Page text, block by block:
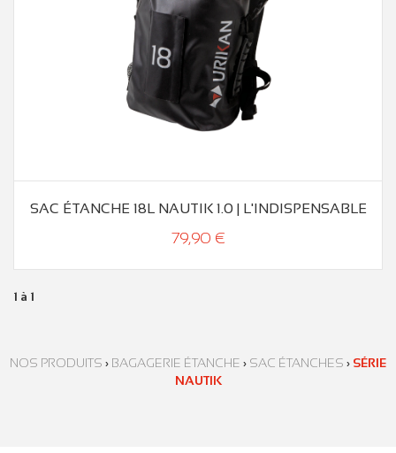
NOS PRODUITS › BAGAGERIE ÉTANCHE › SAC ÉTANCHES › SÉRIE
NAUTIK
SAC ÉTANCHE 18L NAUTIK 1.0 | L'INDISPENSABLE
79,90 €
1 à 1